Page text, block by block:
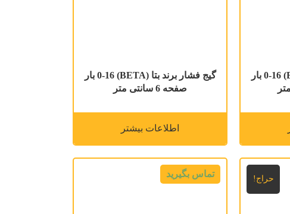
گیج فشار برند بتا (BETA) 0-16 بار
گیج فشار برند بتا (BETA) 0-16 بار
صفحه 6 سانتی متر
اطلاعات بیشتر
حراج! تماس بگیرید